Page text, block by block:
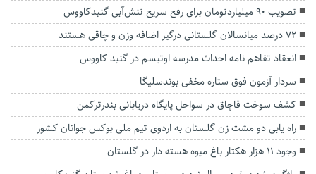
تصویب ۹۰ میلیاردتومان برای رفع سریع تنش‌آبی گنبدکاووس
۷۲ درصد میانسالان گلستانی درگیر اضافه وزن و چاقی هستند
انعقاد تفاهم نامه احداث مدرسه اوتیسم در گنبد کاووس
سردار آزمون فوق ستاره مخفی بوندسلیگا
کشف سوخت قاچاق در سواحل پایگاه دریابانی بندرترکمن
راه یابی دو مشت زن گلستان به اردوی تیم ملی بوکس جوانان کشور
وجود ۱۱ هزار هکتار باغ میوه هسته دار در گلستان